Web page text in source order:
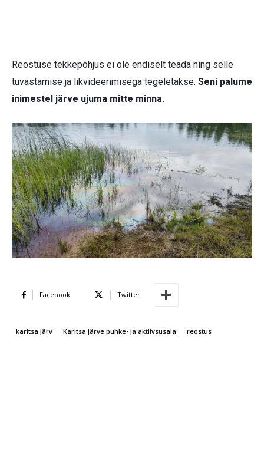
Reostuse tekkepõhjus ei ole endiselt teada ning selle
tuvastamise ja likvideerimisega tegeletakse. Seni palume
inimestel järve ujuma mitte minna.
Facebook Twitter
karitsa järv Karitsa järve puhke- ja aktiivsusala reostus